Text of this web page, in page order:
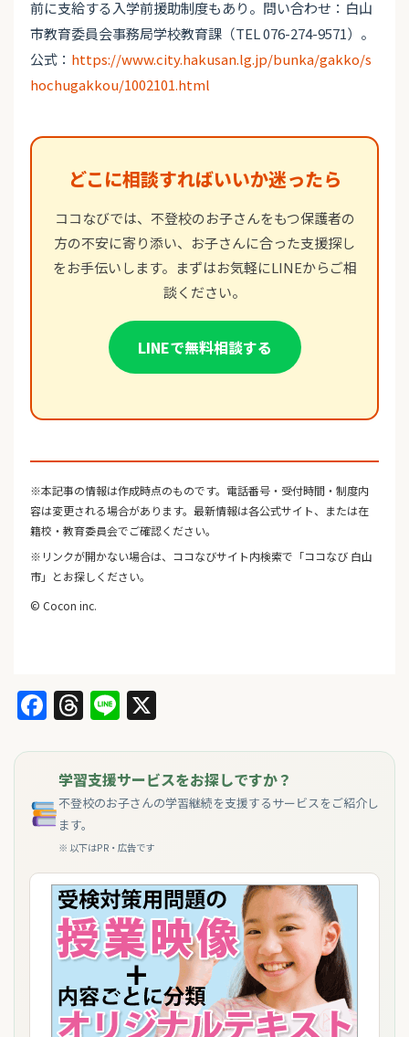
前に支給する入学前援助制度もあり。問い合わせ：白山
市教育委員会事務局学校教育課（TEL 076-274-9571）。
公式： https://www.city.hakusan.lg.jp/bunka/gakko/s
hochugakkou/1002101.html
どこに相談すればいいか迷ったら
ココなびでは、不登校のお子さんをもつ保護者の
方の不安に寄り添い、お子さんに合った支援探し
をお手伝いします。まずはお気軽にLINEからご相
談ください。
LINEで無料相談する
※本記事の情報は作成時点のものです。電話番号・受付時間・制度内
容は変更される場合があります。最新情報は各公式サイト、または在
籍校・教育委員会でご確認ください。
※リンクが開かない場合は、ココなびサイト内検索で「ココなび 白山
市」とお探しください。
© Cocon inc.
Facebook
Threads
Line
学習支援サービスをお探しですか？
不登校のお子さんの学習継続を支援するサービスをご紹介し
ます。
※ 以下はPR・広告です